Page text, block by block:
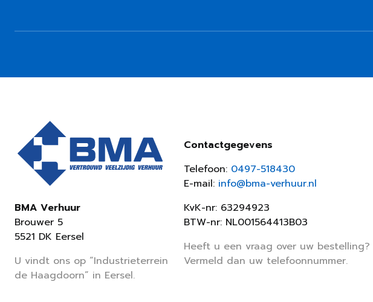
BMA Verhuur
Brouwer 5
5521 DK Eersel
U vindt ons op “Industrieterrein
de Haagdoorn” in Eersel.
Contactgegevens
Telefoon: 0497-518430
E-mail: info@bma-verhuur.nl
KvK-nr: 63294923
BTW-nr: NL001564413B03
Heeft u een vraag over uw bestelling?
Vermeld dan uw telefoonnummer.